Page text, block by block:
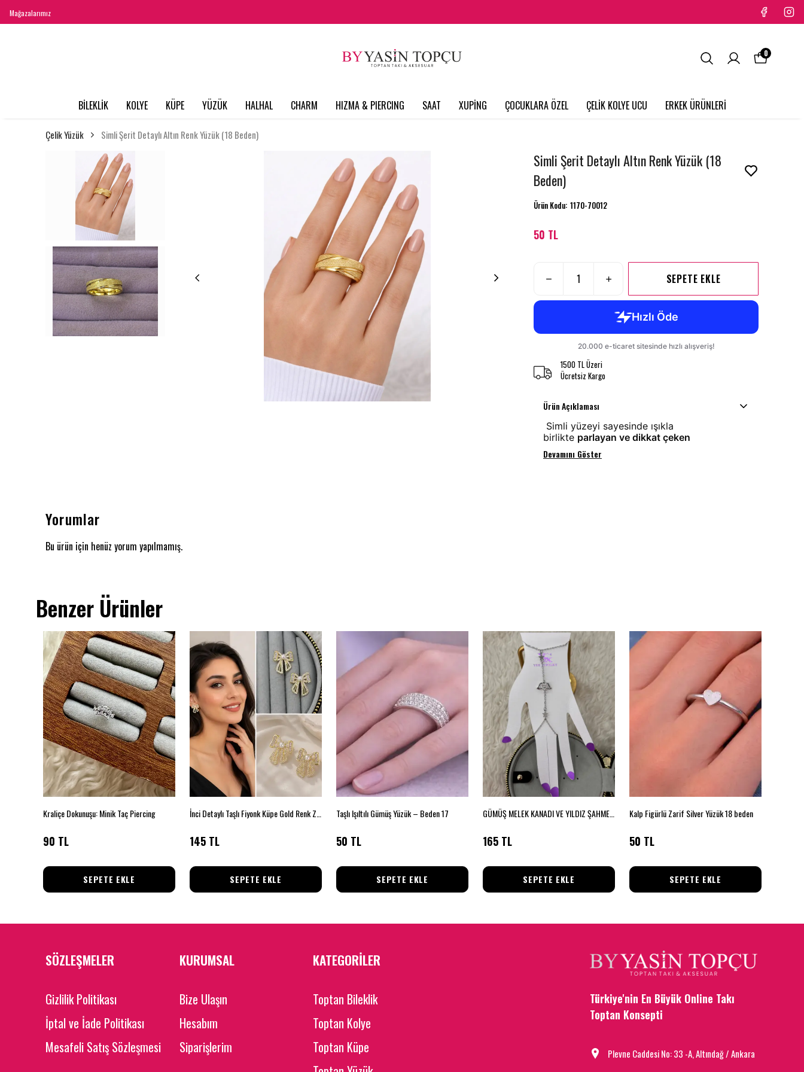
Mağazalarımız
BİLEKLİK KOLYE KÜPE YÜZÜK HALHAL CHARM HIZMA & PIERCING SAAT XUPİNG ÇOCUKLARA ÖZEL ÇELİK KOLYE UCU ERKEK ÜRÜNLERİ
0
Çelik Yüzük Simli Şerit Detaylı Altın Renk Yüzük (18 Beden)
Simli Şerit Detaylı Altın Renk Yüzük (18
Beden)
Ürün Kodu: 1170-70012
50 TL
SEPETE EKLE
1500 TL Üzeri
Ücretsiz Kargo
Ürün Açıklaması
Simli yüzeyi sayesinde ışıkla
birlikte parlayan ve dikkat çeken
Devamını Göster
Yorumlar
Bu ürün için henüz yorum yapılmamış.
Benzer Ürünler
Kraliçe Dokunuşu: Minik Taç Piercing
90 TL
SEPETE EKLE
145 TL
SEPETE EKLE
Taşlı Işıltılı Gümüş Yüzük – Beden 17
50 TL
SEPETE EKLE
165 TL
SEPETE EKLE
Kalp Figürlü Zarif Silver Yüzük 18 beden
50 TL
SEPETE EKLE
SÖZLEŞMELER
Gizlilik Politikası
İptal ve İade Politikası
Mesafeli Satış Sözleşmesi
KURUMSAL
Bize Ulaşın
Hesabım
Siparişlerim
KATEGORİLER
Toptan Bileklik
Toptan Kolye
Toptan Küpe
Türkiye'nin En Büyük Online Takı
Toptan Konsepti
Plevne Caddesi No: 33 -A, Altındağ / Ankara